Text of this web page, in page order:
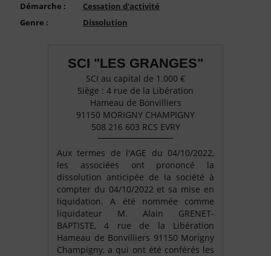
Démarche :
Cessation d'activité
Genre :
Dissolution
SCI "LES GRANGES"
SCI au capital de 1.000 €
Siège : 4 rue de la Libération
Hameau de Bonvilliers
91150 MORIGNY CHAMPIGNY
508 216 603 RCS EVRY
Aux termes de l'AGE du 04/10/2022,
les associées ont prononcé la
dissolution anticipée de la société à
compter du 04/10/2022 et sa mise en
liquidation. A été nommée comme
liquidateur M. Alain GRENET-
BAPTISTE, 4 rue de la Libération
Hameau de Bonvilliers 91150 Morigny
Champigny, a qui ont été conférés les